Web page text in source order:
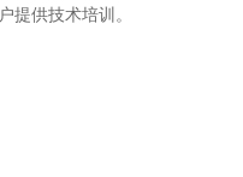
供技术培训。